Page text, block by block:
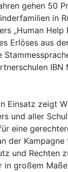
gehen 50
in
„Human
Erlöses aus
IBN
Einsatz zeigt
und aller
eine
der
und Rechten
in großem